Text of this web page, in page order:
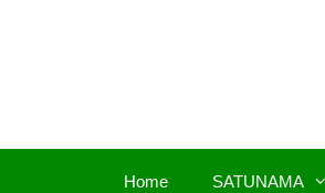
Home SATUNAMA